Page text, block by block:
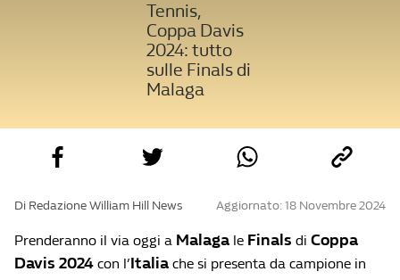
Tennis,
Coppa Davis
2024: tutto
sulle Finals di
Malaga
Di Redazione William Hill News Aggiornato: 18 Novembre 2024
Prenderanno il via oggi a Malaga le Finals di Coppa
Davis 2024 con l’Italia che si presenta da campione in